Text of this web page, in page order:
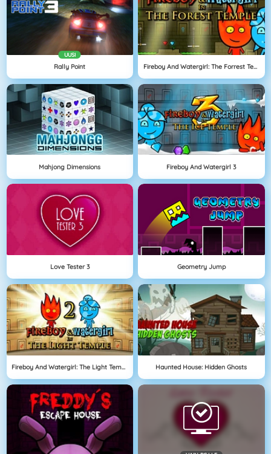
UUSI
Rally Point Fireboy And Watergirl: The Forrest Temple
Mahjong Dimensions Fireboy And Watergirl 3
Love Tester 3 Geometry Jump
Fireboy And Watergirl: The Light Temple Haunted House: Hidden Ghosts